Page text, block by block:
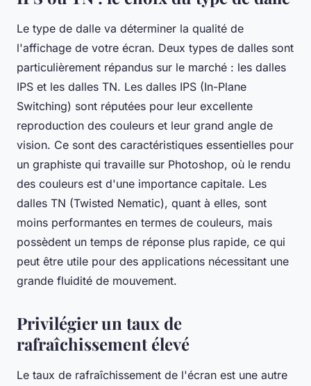
Le type de dalle va déterminer la qualité de
l'affichage de votre écran. Deux types de dalles sont
particulièrement répandus sur le marché : les dalles
IPS et les dalles TN. Les dalles IPS (In-Plane
Switching) sont réputées pour leur excellente
reproduction des couleurs et leur grand angle de
vision. Ce sont des caractéristiques essentielles pour
un graphiste qui travaille sur Photoshop, où le rendu
des couleurs est d'une importance capitale. Les
dalles TN (Twisted Nematic), quant à elles, sont
moins performantes en termes de couleurs, mais
possèdent un temps de réponse plus rapide, ce qui
peut être utile pour des applications nécessitant une
grande fluidité de mouvement.
Privilégier un taux de
rafraîchissement élevé
Le taux de rafraîchissement de l'écran est une autre